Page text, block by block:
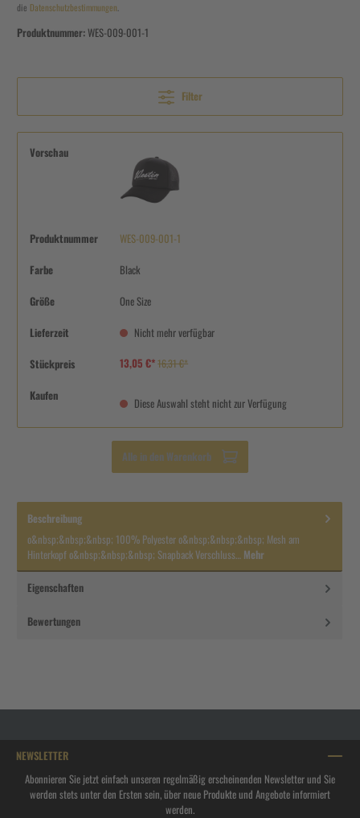
die Datenschutzbestimmungen.
Produktnummer:WES-009-001-1
Filter
Vorschau
Produktnummer WES-009-001-1
Farbe Black
Größe One Size
Lieferzeit Nicht mehr verfügbar
Stückpreis 13,05 €*16,31 €*
Kaufen
Diese Auswahl steht nicht zur Verfügung
Alle in den Warenkorb
Beschreibung
o&nbsp;&nbsp;&nbsp; 100% Polyester o&nbsp;&nbsp;&nbsp; Mesh am
Hinterkopf o&nbsp;&nbsp;&nbsp; Snapback Verschluss… Mehr
Eigenschaften
Bewertungen
NEWSLETTER
Abonnieren Sie jetzt einfach unseren regelmäßig erscheinenden Newsletter und Sie
werden stets unter den Ersten sein, über neue Produkte und Angebote informiert
werden.